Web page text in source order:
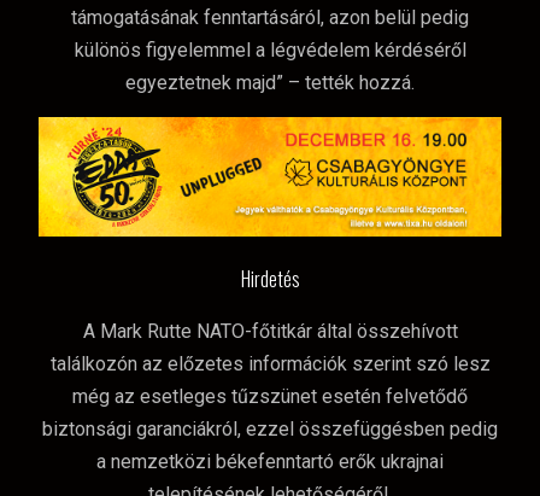
támogatásának fenntartásáról, azon belül pedig
különös figyelemmel a légvédelem kérdéséről
egyeztetnek majd” – tették hozzá.
Hirdetés
A Mark Rutte NATO-főtitkár által összehívott
találkozón az előzetes információk szerint szó lesz
még az esetleges tűzszünet esetén felvetődő
biztonsági garanciákról, ezzel összefüggésben pedig
a nemzetközi békefenntartó erők ukrajnai